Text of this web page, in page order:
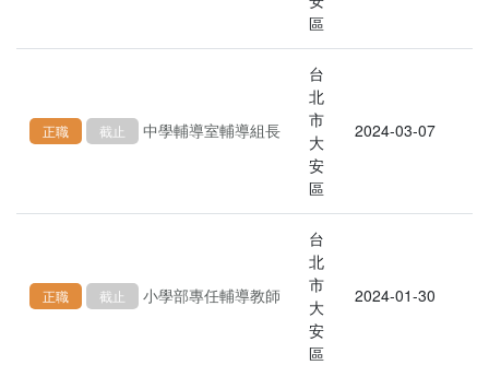
區
正職 截止 中學輔導室輔導組長
台
北
市
大
安
區
2024-03-07
正職 截止 小學部專任輔導教師
台
北
市
大
安
區
2024-01-30